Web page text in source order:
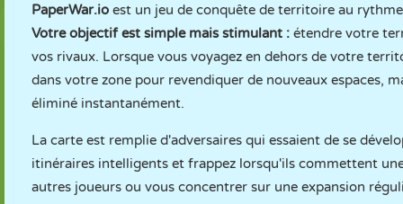
PaperWar.io est un jeu de conquête de territoire au
Votre objectif est simple mais stimulant : étendre votre
vos rivaux. Lorsque vous voyagez en dehors de votre
dans votre zone pour revendiquer de nouveaux espaces,
éliminé instantanément.
La carte est remplie d'adversaires qui essaient de se
itinéraires intelligents et frappez lorsqu'ils commettent
autres joueurs ou vous concentrer sur une expansion